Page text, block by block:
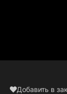
Добавить в